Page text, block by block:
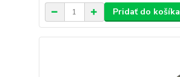
Pridať do košíka